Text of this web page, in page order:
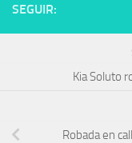
SEGUIR:
Kia Soluto
Robada en